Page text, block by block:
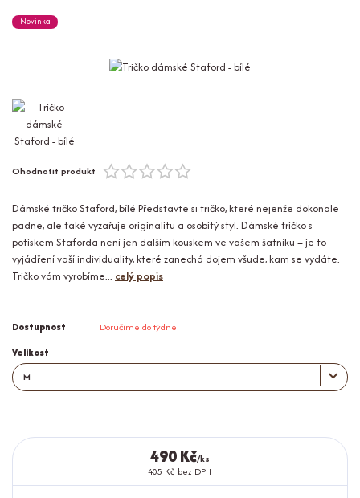
Novinka
Ohodnotit produkt
Dámské tričko Staford, bílé Představte si tričko, které nejenže dokonale
padne, ale také vyzařuje originalitu a osobitý styl. Dámské tričko s
potiskem Staforda není jen dalším kouskem ve vašem šatníku – je to
vyjádření vaší individuality, které zanechá dojem všude, kam se vydáte.
Tričko vám vyrobíme... celý popis
Dostupnost Doručíme do týdne
Velikost
490 Kč/ks
405 Kč bez DPH